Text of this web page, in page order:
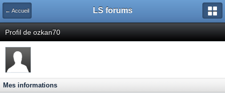
← Accueil LS forums
Profil de ozkan70
Mes informations